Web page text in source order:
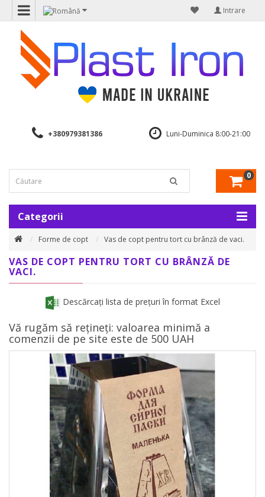
Intrare
+380979381386 Luni-Duminica 8:00-21:00
0
Categorii
Forme de copt Vas de copt pentru tort cu brânză de vaci.
VAS DE COPT PENTRU TORT CU BRÂNZĂ DE
VACI.
Descărcați lista de prețuri în format Excel
Vă rugăm să rețineți: valoarea minimă a
comenzii de pe site este de 500 UAH